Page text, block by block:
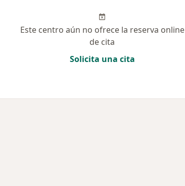
Este centro aún no ofrece la reserva online
de cita
Solicita una cita